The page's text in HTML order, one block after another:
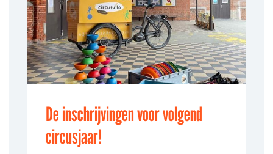
De inschrijvingen voor volgend
circusjaar!